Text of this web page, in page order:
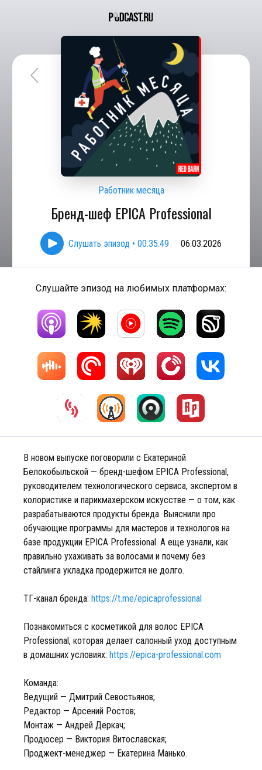
Работник месяца
Бренд-шеф EPICA Professional
Слушать эпизод • 00:35:49 06.03.2026
Слушайте эпизод на любимых платформах:
В новом выпуске поговорили с Екатериной
Белокобыльской — бренд-шефом EPICA Professional,
руководителем технологического сервиса, экспертом в
колористике и парикмахерском искусстве — о том, как
разрабатываются продукты бренда. Выяснили про
обучающие программы для мастеров и технологов на
базе продукции EPICA Professional. А еще узнали, как
правильно ухаживать за волосами и почему без
стайлинга укладка продержится не долго.
ТГ-канал бренда: https://t.me/epicaprofessional
Познакомиться с косметикой для волос EPICA
Professional, которая делает салонный уход доступным
в домашних условиях: https://epica-professional.com
Команда:
Ведущий — Дмитрий Севостьянов;
Редактор — Арсений Ростов;
Монтаж — Андрей Деркач;
Продюсер — Виктория Витославская;
Проджект-менеджер — Екатерина Манько.